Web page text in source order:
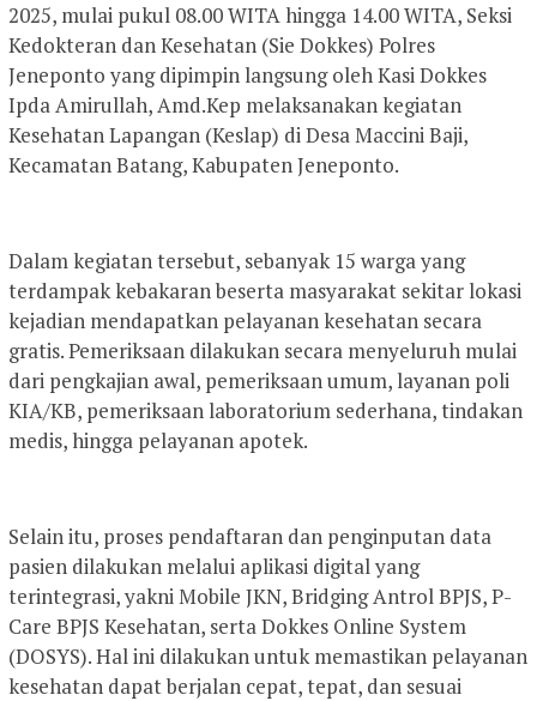
2025, mulai pukul 08.00 WITA hingga 14.00 WITA, Seksi
Kedokteran dan Kesehatan (Sie Dokkes) Polres
Jeneponto yang dipimpin langsung oleh Kasi Dokkes
Ipda Amirullah, Amd.Kep melaksanakan kegiatan
Kesehatan Lapangan (Keslap) di Desa Maccini Baji,
Kecamatan Batang, Kabupaten Jeneponto.
Dalam kegiatan tersebut, sebanyak 15 warga yang
terdampak kebakaran beserta masyarakat sekitar lokasi
kejadian mendapatkan pelayanan kesehatan secara
gratis. Pemeriksaan dilakukan secara menyeluruh mulai
dari pengkajian awal, pemeriksaan umum, layanan poli
KIA/KB, pemeriksaan laboratorium sederhana, tindakan
medis, hingga pelayanan apotek.
Selain itu, proses pendaftaran dan penginputan data
pasien dilakukan melalui aplikasi digital yang
terintegrasi, yakni Mobile JKN, Bridging Antrol BPJS, P-
Care BPJS Kesehatan, serta Dokkes Online System
(DOSYS). Hal ini dilakukan untuk memastikan pelayanan
kesehatan dapat berjalan cepat, tepat, dan sesuai